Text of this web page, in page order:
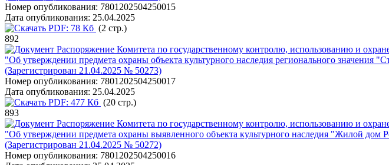
Номер опубликования: 7801202504250015
Дата опубликования: 25.04.2025
PDF: 78 Кб (2 стр.)
892
Распоряжение Комитета по государственному контролю, использованию и
"Об утверждении предмета охраны объекта культурного наследия регионального значения
(Зарегистрирован 21.04.2025 № 50273)
Номер опубликования: 7801202504250017
Дата опубликования: 25.04.2025
PDF: 477 Кб (20 стр.)
893
Распоряжение Комитета по государственному контролю, использованию и
"Об утверждении предмета охраны выявленного объекта культурного наследия "Жилой дом
(Зарегистрирован 21.04.2025 № 50272)
Номер опубликования: 7801202504250016